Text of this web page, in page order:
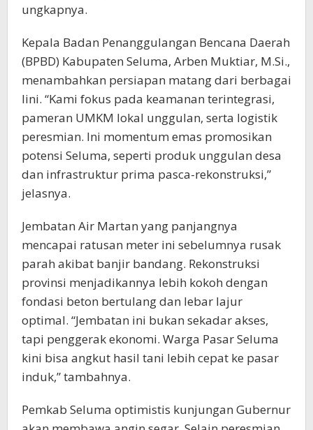
ungkapnya.
Kepala Badan Penanggulangan Bencana Daerah
(BPBD) Kabupaten Seluma, Arben Muktiar, M.Si.,
menambahkan persiapan matang dari berbagai
lini. “Kami fokus pada keamanan terintegrasi,
pameran UMKM lokal unggulan, serta logistik
peresmian. Ini momentum emas promosikan
potensi Seluma, seperti produk unggulan desa
dan infrastruktur prima pasca-rekonstruksi,”
jelasnya.
Jembatan Air Martan yang panjangnya
mencapai ratusan meter ini sebelumnya rusak
parah akibat banjir bandang. Rekonstruksi
provinsi menjadikannya lebih kokoh dengan
fondasi beton bertulang dan lebar lajur
optimal. “Jembatan ini bukan sekadar akses,
tapi penggerak ekonomi. Warga Pasar Seluma
kini bisa angkut hasil tani lebih cepat ke pasar
induk,” tambahnya.
Pemkab Seluma optimistis kunjungan Gubernur